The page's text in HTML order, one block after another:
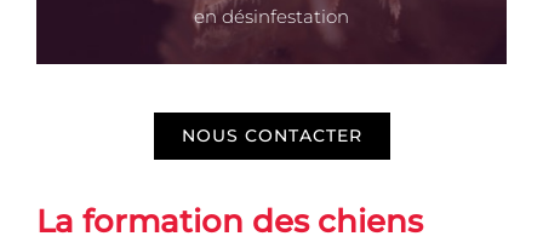
en désinfestation
NOUS CONTACTER
La formation des chiens